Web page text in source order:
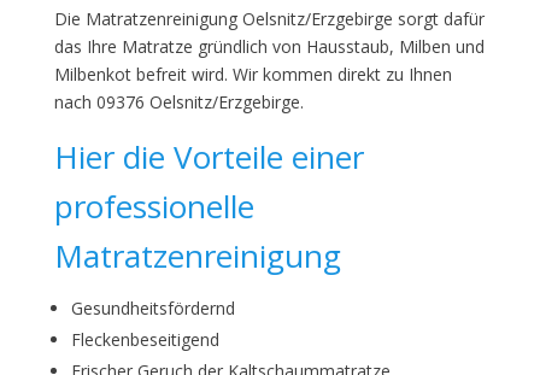
Die Matratzenreinigung Oelsnitz/Erzgebirge sorgt dafür
das Ihre Matratze gründlich von Hausstaub, Milben und
Milbenkot befreit wird. Wir kommen direkt zu Ihnen
nach 09376 Oelsnitz/Erzgebirge.
Hier die Vorteile einer
professionelle
Matratzenreinigung
Gesundheitsfördernd
Fleckenbeseitigend